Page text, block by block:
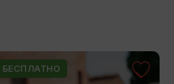
БЕСПЛАТНО